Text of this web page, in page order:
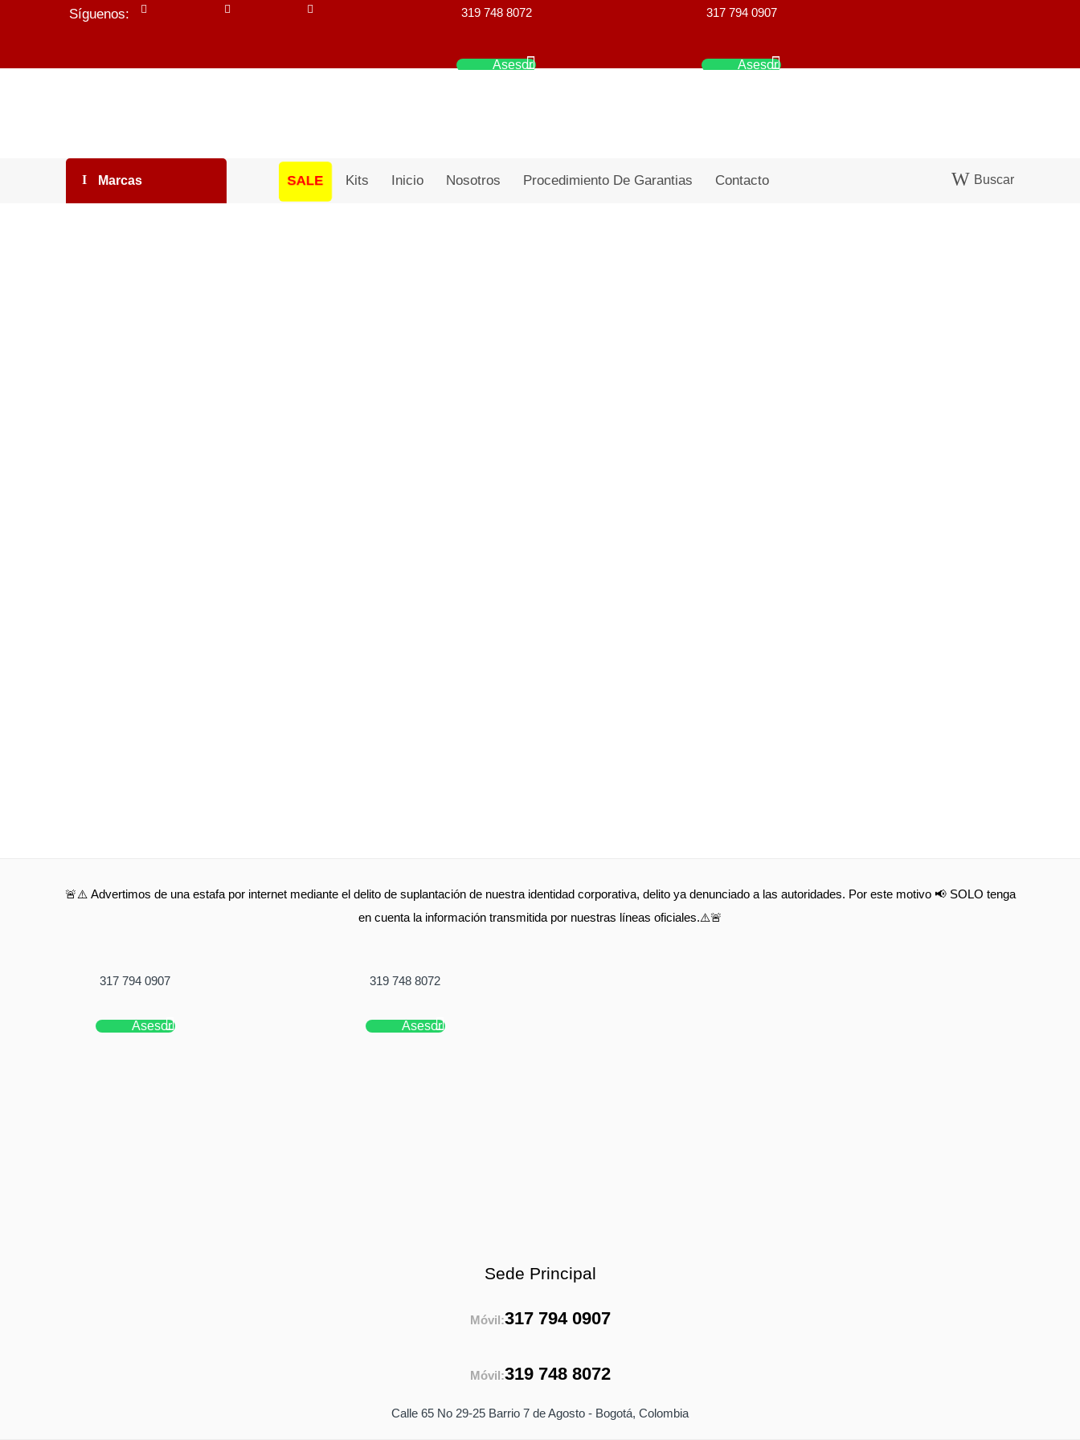
Síguenos: 319 748 8072
Asesor
317 794 0907
Asesor
Marcas SALE Kits Inicio Nosotros Procedimiento De Garantias Contacto Buscar
🚨⚠️ Advertimos de una estafa por internet mediante el delito de suplantación de nuestra identidad corporativa, delito ya denunciado a las autoridades. Por este motivo 📢 SOLO tenga
en cuenta la información transmitida por nuestras líneas oficiales.⚠️🚨
317 794 0907
Asesor
319 748 8072
Asesor
Sede Principal
Móvil:317 794 0907
Móvil:319 748 8072
Calle 65 No 29-25 Barrio 7 de Agosto - Bogotá, Colombia